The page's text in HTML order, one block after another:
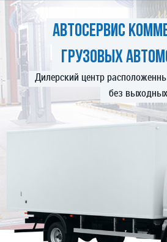
Автосервис
грузовых
Дилерский центр
без выходных